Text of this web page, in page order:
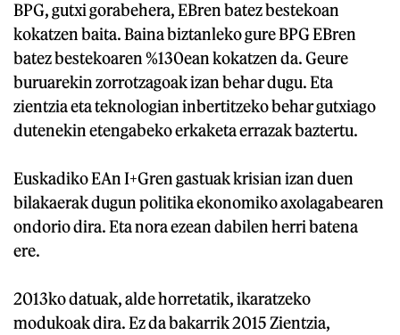
BPG, gutxi gorabehera, EBren batez bestekoan
kokatzen baita. Baina biztanleko gure BPG EBren
batez bestekoaren %130ean kokatzen da. Geure
buruarekin zorrotzagoak izan behar dugu. Eta
zientzia eta teknologian inbertitzeko behar gutxiago
dutenekin etengabeko erkaketa errazak baztertu.
Euskadiko EAn I+Gren gastuak krisian izan duen
bilakaerak dugun politika ekonomiko axolagabearen
ondorio dira. Eta nora ezean dabilen herri batena
ere.
2013ko datuak, alde horretatik, ikaratzeko
modukoak dira. Ez da bakarrik 2015 Zientzia,